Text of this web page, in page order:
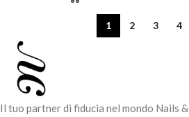
1 2 3 4
Il tuo partner di fiducia nel mondo Nails &